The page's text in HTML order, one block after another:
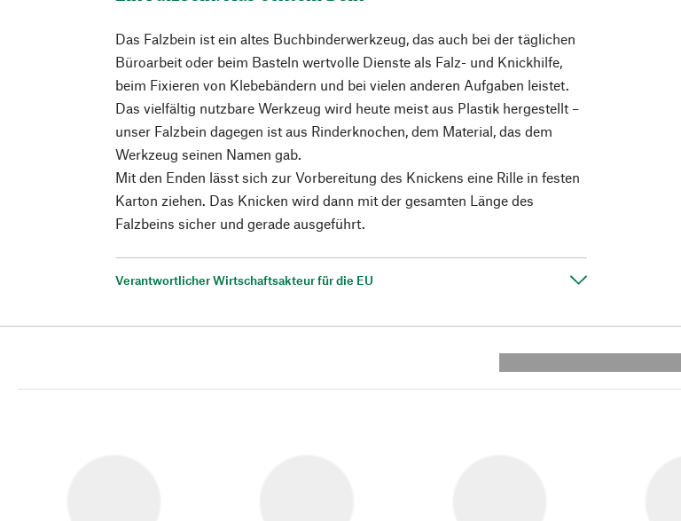
Das Falzbein ist ein altes Buchbinderwerkzeug, das auch bei der täglichen
Büroarbeit oder beim Basteln wertvolle Dienste als Falz- und Knickhilfe,
beim Fixieren von Klebebändern und bei vielen anderen Aufgaben leistet.
Das vielfältig nutzbare Werkzeug wird heute meist aus Plastik hergestellt –
unser Falzbein dagegen ist aus Rinderknochen, dem Material, das dem
Werkzeug seinen Namen gab.
Mit den Enden lässt sich zur Vorbereitung des Knickens eine Rille in festen
Karton ziehen. Das Knicken wird dann mit der gesamten Länge des
Falzbeins sicher und gerade ausgeführt.
Verantwortlicher Wirtschaftsakteur für die EU